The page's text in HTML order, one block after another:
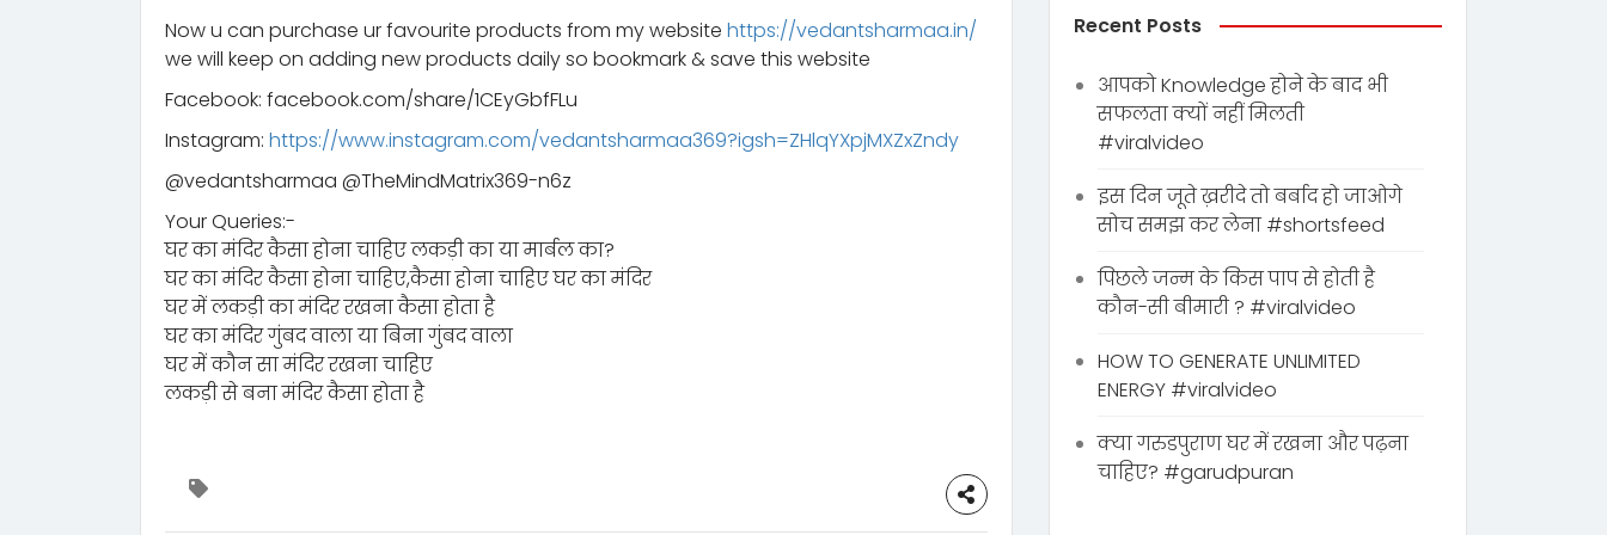
Now u can purchase ur favourite products from my website https://vedantsharmaa.in/
we will keep on adding new products daily so bookmark & save this website
Facebook: facebook.com/share/1CEyGbfFLu
Instagram: https://www.instagram.com/vedantsharmaa369?igsh=ZHlqYXpjMXZxZndy
‪@vedantsharmaa‬ ‪@TheMindMatrix369-n6z‬
Your Queries:-
घर का मंदिर कैसा होना चाहिए लकड़ी का या मार्बल का?
घर का मंदिर कैसा होना चाहिए,कैसा होना चाहिए घर का मंदिर
घर में लकड़ी का मंदिर रखना कैसा होता है
घर का मंदिर गुंबद वाला या बिना गुंबद वाला
घर में कौन सा मंदिर रखना चाहिए
लकड़ी से बना मंदिर कैसा होता है
Recent Posts
आपको Knowledge होने के बाद भी
सफलता क्यों नहीं मिलती
#viralvideo
इस दिन जूते ख़रीदे तो बर्बाद हो जाओगे
सोच समझ कर लेना #shortsfeed
पिछले जन्म के किस पाप से होती है
कौन-सी बीमारी ? #viralvideo
HOW TO GENERATE UNLIMITED
ENERGY #viralvideo
क्या गरुडपुराण घर में रखना और पढ़ना
चाहिए? #garudpuran